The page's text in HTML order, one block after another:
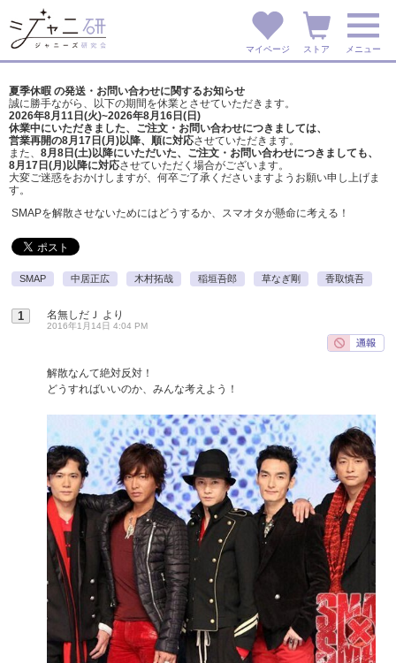
マイページ ストア メニュー
夏季休暇 の発送・お問い合わせに関するお知らせ
誠に勝手ながら、以下の期間を休業とさせていただきます。
2026年8月11日(火)~2026年8月16日(日)
休業中にいただきました、ご注文・お問い合わせにつきましては、
営業再開の8月17日(月)以降、順に対応させていただきます。
また、 8月8日(土)以降にいただいた、ご注文・ お問い合わせにつきましても、
8月17日(月)以降に対応させていただく場合がございます。
大変ご迷惑をおかけしますが、 何卒ご了承くださいますようお願い申し上げま
す。
SMAPを解散させないためにはどうするか、スマオタが懸命に考える！
SMAP 中居正広 木村拓哉 稲垣吾郎 草なぎ剛 香取慎吾
1 名無しだＪ より
2016年1月14日 4:04 PM
解散なんて絶対反対！
どうすればいいのか、みんな考えよう！